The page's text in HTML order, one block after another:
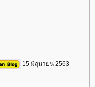
15 มิถุนายน 2563